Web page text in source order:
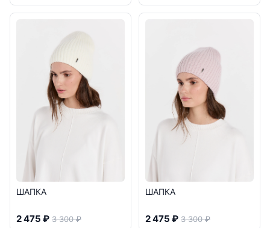
ШАПКА
2 475 ₽ 3 300 ₽
ШАПКА
2 475 ₽ 3 300 ₽